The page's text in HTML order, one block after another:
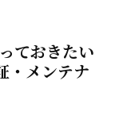
ておきたい
・メンテナ